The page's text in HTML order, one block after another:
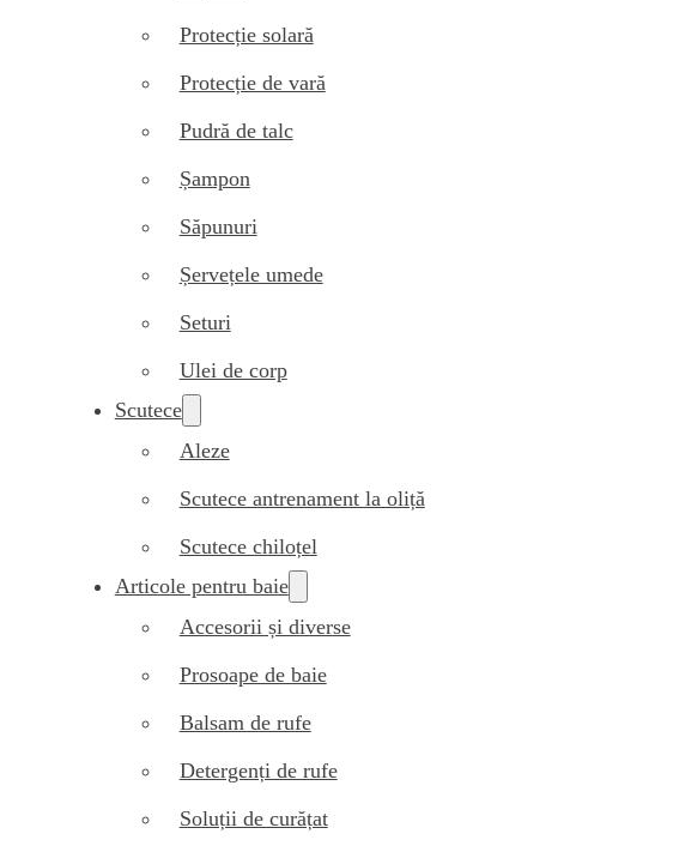
Protecție solară
Protecție de vară
Pudră de talc
Șampon
Săpunuri
Șervețele umede
Seturi
Ulei de corp
Scutece
Aleze
Scutece antrenament la oliță
Scutece chiloțel
Articole pentru baie
Accesorii și diverse
Prosoape de baie
Balsam de rufe
Detergenți de rufe
Soluții de curățat